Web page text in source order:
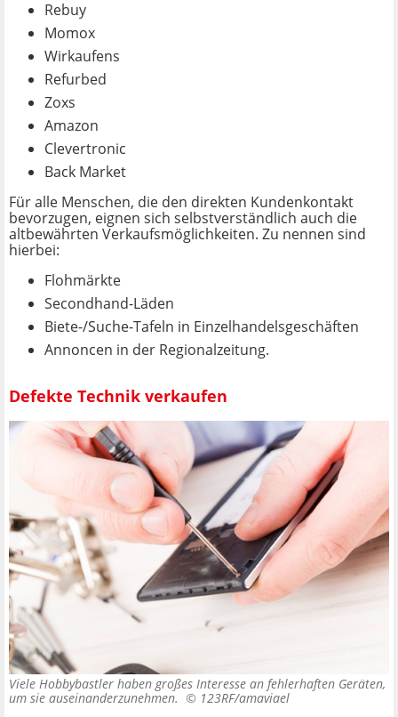
Rebuy
Momox
Wirkaufens
Refurbed
Zoxs
Amazon
Clevertronic
Back Market
Für alle Menschen, die den direkten Kundenkontakt
bevorzugen, eignen sich selbstverständlich auch die
altbewährten Verkaufsmöglichkeiten. Zu nennen sind
hierbei:
Flohmärkte
Secondhand-Läden
Biete-/Suche-Tafeln in Einzelhandelsgeschäften
Annoncen in der Regionalzeitung.
Defekte Technik verkaufen
Viele Hobbybastler haben großes Interesse an fehlerhaften Geräten,
um sie auseinanderzunehmen. © 123RF/amaviael